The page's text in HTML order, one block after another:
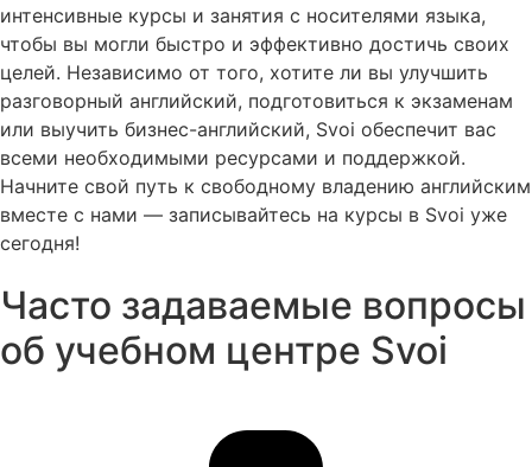
интенсивные курсы и занятия с носителями языка,
чтобы вы могли быстро и эффективно достичь своих
целей. Независимо от того, хотите ли вы улучшить
разговорный английский, подготовиться к экзаменам
или выучить бизнес-английский, Svoi обеспечит вас
всеми необходимыми ресурсами и поддержкой.
Начните свой путь к свободному владению английским
вместе с нами — записывайтесь на курсы в Svoi уже
сегодня!
Часто задаваемые вопросы
об учебном центре Svoi